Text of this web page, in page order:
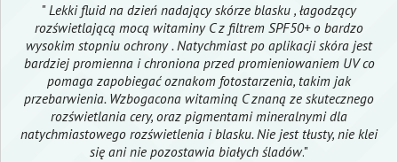
"Lekki fluid na dzień nadający skórze blasku , łagodzący
rozświetlającą mocą witaminy C z filtrem SPF50+ o bardzo
wysokim stopniu ochrony . Natychmiast po aplikacji skóra jest
bardziej promienna i chroniona przed promieniowaniem UV co
pomaga zapobiegać oznakom fotostarzenia, takim jak
przebarwienia. Wzbogacona witaminą C znaną ze skutecznego
rozświetlania cery, oraz pigmentami mineralnymi dla
natychmiastowego rozświetlenia i blasku. Nie jest tłusty, nie klei
się ani nie pozostawia białych śladów."